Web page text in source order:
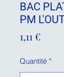
BAC
PM
1,11 €
Quantité *